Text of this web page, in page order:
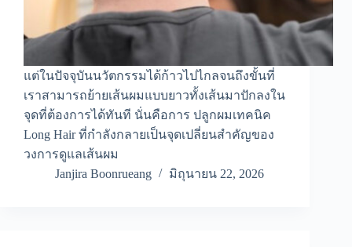
แต่ในปัจจุบันนวัตกรรมได้ก้าวไปไกลจนถึงขั้นที่
เราสามารถย้ายเส้นผมแบบยาวทั้งเส้นมาปักลงใน
จุดที่ต้องการได้ทันที นั่นคือการ ปลูกผมเทคนิค
Long Hair ที่กำลังกลายเป็นจุดเปลี่ยนสำคัญของ
วงการดูแลเส้นผม
Janjira Boonrueang
มิถุนายน 22, 2026